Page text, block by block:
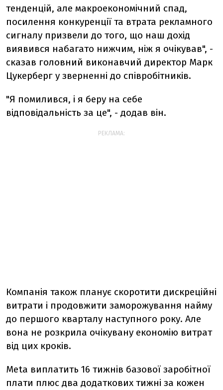
тенденцій, але макроекономічний спад,
посилення конкуренції та втрата рекламного
сигналу призвели до того, що наш дохід
виявився набагато нижчим, ніж я очікував", -
сказав головний виконавчий директор Марк
Цукерберг у зверненні до співробітників.
"Я помилився, і я беру на себе
відповідальність за це", - додав він.
РЕКЛАМА:
Компанія також планує скоротити дискреційні
витрати і продовжити заморожування найму
до першого кварталу наступного року. Але
вона не розкрила очікувану економію витрат
від цих кроків.
Meta виплатить 16 тижнів базової заробітної
плати плюс два додаткових тижні за кожен